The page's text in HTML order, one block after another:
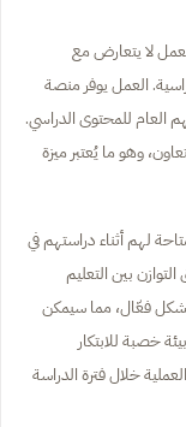
لا يتعارض مع
العمل يوفر منصة
العام للمحتوى الدراسي.
وهو ما يُعتبر ميزة
لهم أثناء دراستهم في
بين التعليم
بشكل فعّال، مما سيمكن
خصبة للابتكار
خلال فترة الدراسة